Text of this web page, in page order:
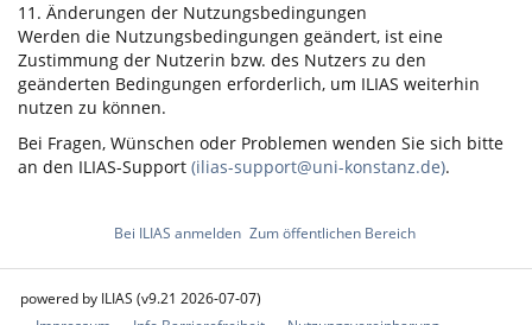
11. Änderungen der Nutzungsbedingungen
Werden die Nutzungsbedingungen geändert, ist eine
Zustimmung der Nutzerin bzw. des Nutzers zu den
geänderten Bedingungen erforderlich, um ILIAS weiterhin
nutzen zu können.
Bei Fragen, Wünschen oder Problemen wenden Sie sich bitte
an den ILIAS-Support (ilias-support@uni-konstanz.de).
Bei ILIAS anmelden Zum öffentlichen Bereich
powered by ILIAS (v9.21 2026-07-07)